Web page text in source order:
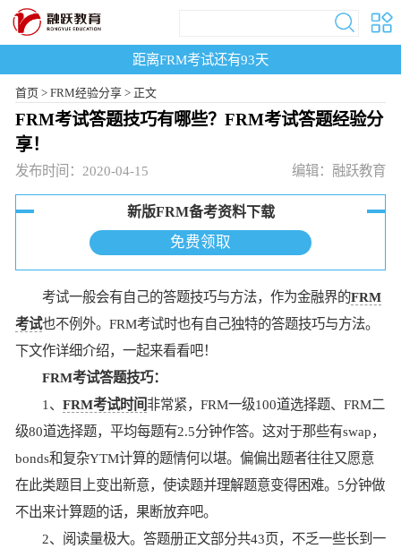
距离FRM考试还有93天
首页> FRM经验分享 > 正文
FRM考试答题技巧有哪些？FRM考试答题经验分
享！
发布时间：2020-04-15 编辑：融跃教育
新版FRM备考资料下载
免费领取
考试一般会有自己的答题技巧与方法，作为金融界的FRM
考试也不例外。FRM考试时也有自己独特的答题技巧与方法。
下文作详细介绍，一起来看看吧！
FRM考试答题技巧：
1、FRM考试时间非常紧，FRM一级100道选择题、FRM二
级80道选择题，平均每题有2.5分钟作答。这对于那些有swap，
bonds和复杂YTM计算的题情何以堪。偏偏出题者往往又愿意
在此类题目上变出新意，使读题并理解题意变得困难。5分钟做
不出来计算题的话，果断放弃吧。
2、阅读量极大。答题册正文部分共43页，不乏一些长到一